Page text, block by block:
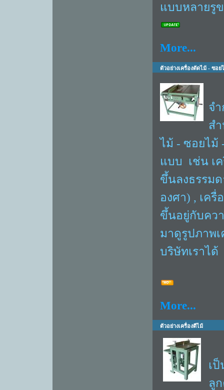
แบบหลายรู
More...
ตัวอย่างเครื่องตัดไม้ - ซอย
จ
ส
ไม้ - ซอยไม้
แบบ เช่น เ
ขึ้นลงธรรมด
องศา) , เครื่
ขึ้นอยู่กับคว
มาดูรูปภาพเ
บริษัทเราได้
More...
ตัวอย่างเครื่องตีไม้
เ
ลู